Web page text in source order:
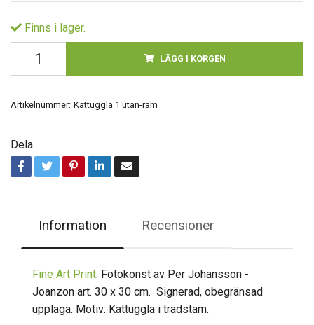
Finns i lager.
LÄGG I KORGEN
Artikelnummer: Kattuggla 1 utan-ram
Dela
Information Recensioner
Fine Art Print. Fotokonst av Per Johansson -
Joanzon art. 30 x 30 cm. Signerad, obegränsad
upplaga. Motiv: Kattuggla i trädstam.